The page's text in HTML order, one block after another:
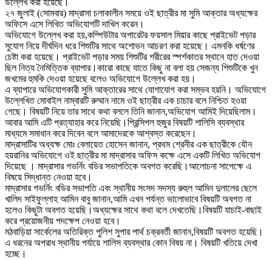
উল্লেখ করা হয়েছে।
২৭ জুলাই (সোমবার) মাদ্রাসা চলাকালীন সময়ে ওই ছাত্রীর মা সুমি আক্তার অধ্যক্ষের
অফিসে এসে লিখিত অভিযোগটি দাখিল করেন।
অভিযোগে উল্লেখ করা হয়,কম্পিউটার অপারেটর ফয়সাল মিয়ার কাছে প্রাইভেট পড়ার
সুযোগ নিয়ে দীর্ঘদিন ধরে শিশুটির সাথে অশোভন আচরণ করা হয়েছে। এমনকি ধর্ষণের
চেষ্টা করা হয়েছে। প্রাইভেট পড়ার সময় শিশুটির শরীরের স্পর্শকাতর স্থানে হাত দেওয়া
ছিল নিত্য নৈমিত্তিক ব্যাপার।কারো কাছে যাতে কিছু না বলা হয় সেজন্য শিশুটিকে খুন
জখমের হুমকি দেওয়া হয়েছে বলেও অভিযোগে উল্লেখ করা হয়।
এ ব্যাপারে অভিযোগকারী সুমি আক্তারের সাথে যোগাযোগ করা সম্ভব হয়নি। অভিযোগে
উল্লেখিত মোবাইল নাম্বারটি রুম্মান নামে ওই ছাত্রীর এক চাচার বলে নিশ্চিত হওয়া
গেছে। বিষয়টি নিয়ে তার সাথে কথা বললে তিনি জানান,অভিযোগ আমিই দিয়েছিলাম।
আবার আমি এটি প্রত্যাহার করে নিয়েছি।প্রিন্সিপল হুজুর বিষয়টি শালিসি ব্যবস্থার
মাধ্যমে সমাধান করে দিবেন বলে আমাদেরকে আশ্বস্ত করেছেন।
মাদ্রাসাটির অধ্যক্ষ মোঃ বেলায়েত হোসেন জানান, প্রথম শ্রেনীর এক ছাত্রীকে যৌন
হয়রানির অভিযোগে ওই ছাত্রীর মা মাদ্রাসার অফিস কক্ষে এসে একটি লিখিত অভিযোগ
দিয়েছে । মাদ্রাসার গভর্নিং বডির সভাপতিকে অবগত করেছি।আলোচনা সাপেক্ষে এ
বিষয়ে সিদ্ধান্ত নেওয়া হবে।
মাদ্রাসার গভর্নিং বডির সভাপতি এবং স্থানীয় সংসদ সদস্য রুহুল আমিন দুলালের ছেলে
খালিদ সাইফুল্লাহ আমিন বাবু জানান,আমি এখন পর্যন্ত ভালোভাবে বিষয়টি অবগত না
হলেও কিছুটা অবগত হয়েছি।অধ্যক্ষের সাথে কথা বলে দেখতেছি।বিষয়টি যাচাই-বাছাই
করে প্রয়োজনীয় পদক্ষেপ নেওয়া হবে।
মঠবাড়িয়া সার্কেলের অতিরিক্ত পুলিশ সুপার পার্থ চক্রবর্তী জানান,বিষয়টি অবগত হয়েছি।
এ ধরনের অপরাধ স্থানীয় পর্যায়ে শালিস ব্যবস্থার কোন বিষয় না। বিষয়টি খতিয়ে দেখা
হচ্ছে।